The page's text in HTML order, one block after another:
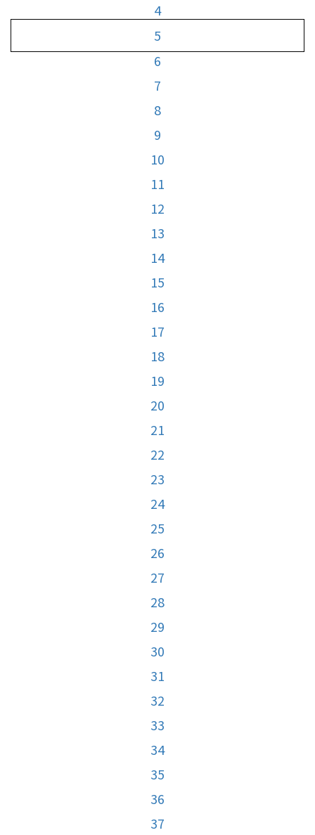
4
5
6
7
8
9
10
11
12
13
14
15
16
17
18
19
20
21
22
23
24
25
26
27
28
29
30
31
32
33
34
35
36
37